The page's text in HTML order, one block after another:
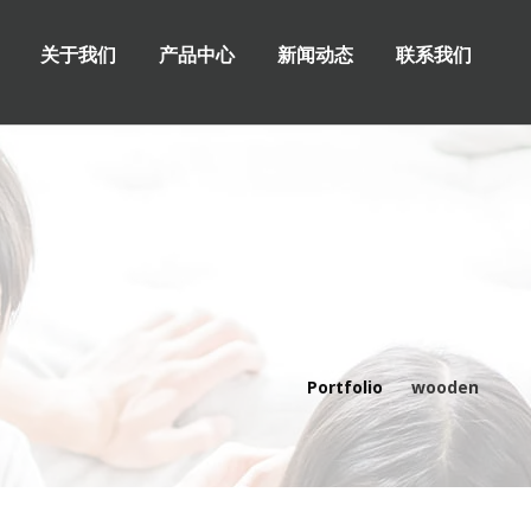
关于我们 产品中心 新闻动态 联系我们
Portfolio wooden